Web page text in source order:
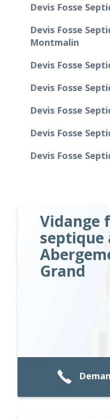
Devis Fosse
Devis Fosse
Montmalin
Devis Fosse
Devis Fosse
Devis Fosse
Devis Fosse
Devis Fosse
Vidange
septique
Grand